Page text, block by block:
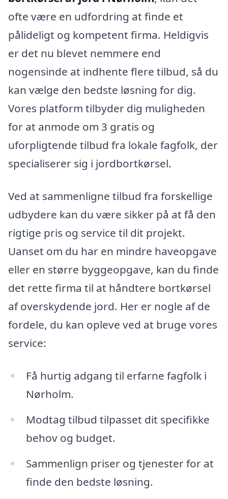
ofte være en udfordring at finde et
pålideligt og kompetent firma. Heldigvis
er det nu blevet nemmere end
nogensinde at indhente flere tilbud, så du
kan vælge den bedste løsning for dig.
Vores platform tilbyder dig muligheden
for at anmode om 3 gratis og
uforpligtende tilbud fra lokale fagfolk, der
specialiserer sig i jordbortkørsel.
Ved at sammenligne tilbud fra forskellige
udbydere kan du være sikker på at få den
rigtige pris og service til dit projekt.
Uanset om du har en mindre haveopgave
eller en større byggeopgave, kan du finde
det rette firma til at håndtere bortkørsel
af overskydende jord. Her er nogle af de
fordele, du kan opleve ved at bruge vores
service:
Få hurtig adgang til erfarne fagfolk i
Nørholm.
Modtag tilbud tilpasset dit specifikke
behov og budget.
Sammenlign priser og tjenester for at
finde den bedste løsning.